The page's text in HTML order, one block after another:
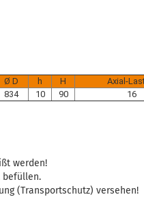
Ø D h H
Axial-
834 10 90 16
werden!
befüllen.
(Transportschutz) versehen!